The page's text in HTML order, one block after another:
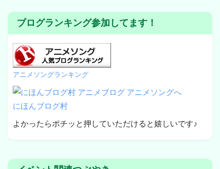
ブログランキング参加してます！
アニメソングランキング
にほんブログ村
よかったらポチッと押していただけると嬉しいです♪